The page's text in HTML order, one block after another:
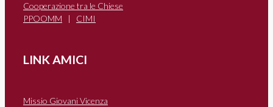
Cooperazione tra le Chiese
PPOOMM
CIMI
LINK AMICI
Missio Giovani Vicenza